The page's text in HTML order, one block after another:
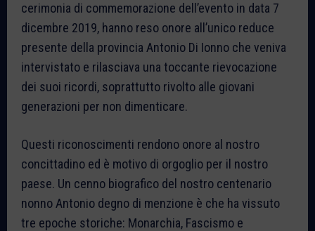
cerimonia di commemorazione dell’evento in data 7
dicembre 2019, hanno reso onore all’unico reduce
presente della provincia Antonio Di Ionno che veniva
intervistato e rilasciava una toccante rievocazione
dei suoi ricordi, soprattutto rivolto alle giovani
generazioni per non dimenticare.
Questi riconoscimenti rendono onore al nostro
concittadino ed è motivo di orgoglio per il nostro
paese. Un cenno biografico del nostro centenario
nonno Antonio degno di menzione è che ha vissuto
tre epoche storiche: Monarchia, Fascismo e